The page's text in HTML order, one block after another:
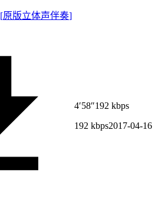
[原版立体声伴奏]
4′58″192 kbps
192 kbps2017-04-16